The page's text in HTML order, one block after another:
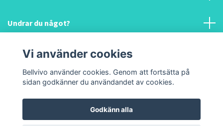
Undrar du något?
Information & hjälp!
Sociala medier
Vi använder cookies
Bellvivo använder cookies. Genom att fortsätta på
sidan godkänner du användandet av cookies.
Godkänn alla